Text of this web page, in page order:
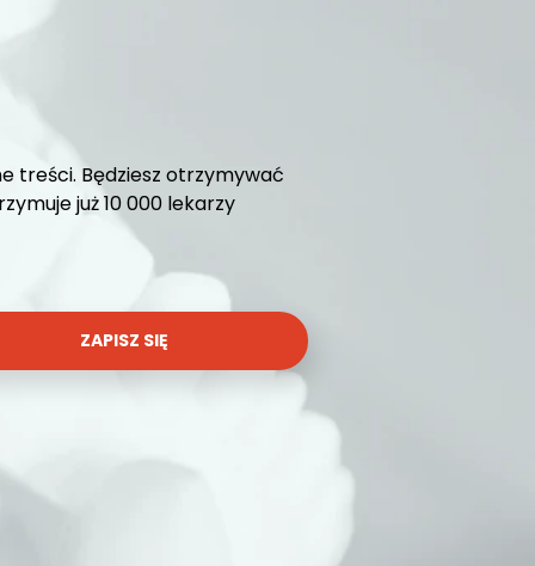
treści. Będziesz otrzymywać
już 10 000 lekarzy
ZAPISZ SIĘ